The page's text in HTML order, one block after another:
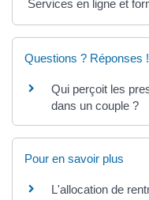
Services en ligne et
Questions ? Réponses !
Qui perçoit les
dans un couple ?
Pour en savoir plus
L'allocation de